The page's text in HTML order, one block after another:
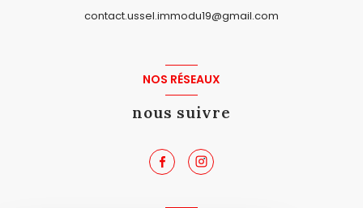
contact.ussel.immodu19@gmail.com
NOS RÉSEAUX
nous suivre